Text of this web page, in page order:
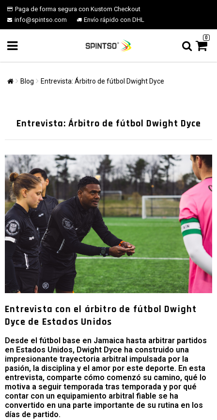
Paga de forma segura con Kustom Checkout
info@spintso.com
Envío rápido con DHL
0
Blog Entrevista: Árbitro de fútbol Dwight Dyce
Entrevista: Árbitro de fútbol Dwight Dyce
Entrevista con el árbitro de fútbol Dwight
Dyce de Estados Unidos
Desde el fútbol base en Jamaica hasta arbitrar partidos
en Estados Unidos, Dwight Dyce ha construido una
impresionante trayectoria arbitral impulsada por la
pasión, la disciplina y el amor por este deporte. En esta
entrevista, comparte cómo comenzó su camino, qué lo
motiva a seguir temporada tras temporada y por qué
contar con un equipamiento arbitral fiable se ha
convertido en una parte importante de su rutina en los
días de partido.